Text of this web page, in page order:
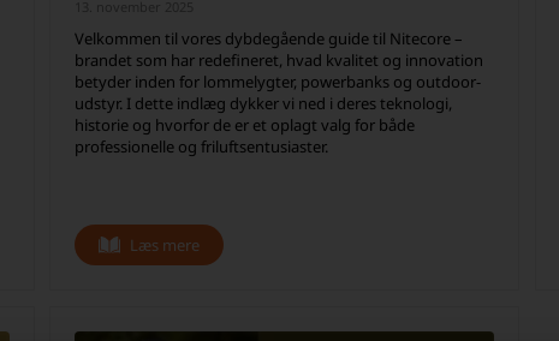
Velkommen til vores dybdegående guide til Nitecore –
brandet som har redefineret, hvad kvalitet og innovation
betyder inden for lommelygter, powerbanks og outdoor-
udstyr. I dette indlæg dykker vi ned i deres teknologi,
historie og hvorfor de er et oplagt valg for både
professionelle og frilufts­entusiaster.
Læs mere